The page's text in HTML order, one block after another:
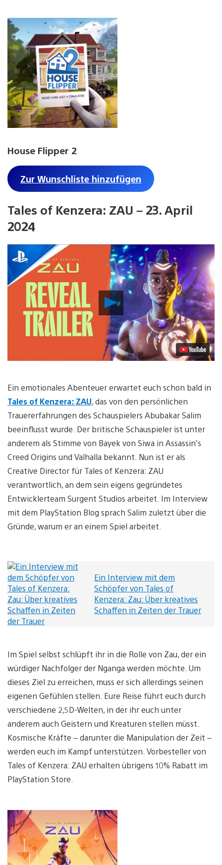
House Flipper 2
Zur Wunschliste hinzufügen
Tales of Kenzera: ZAU – 23. April
2024
Video
abspielen
Ein emotionales Abenteuer erwartet euch schon bald in
Tales of Kenzera: ZAU, das von den persönlichen
Trauererfahrungen des Schauspielers Abubakar Salim
beeinflusst wurde. Der britische Schauspieler ist unter
anderem als Stimme von Bayek von Siwa in Assassin’s
Creed Origins und Valhalla bekannt. Nun ist er als
Creative Director für Tales of Kenzera: ZAU
verantwortlich, an dem sein eigens gegründetes
Entwicklerteam Surgent Studios arbeitet. Im Interview
mit dem PlayStation Blog sprach Salim zuletzt über die
Gründe, warum er an einem Spiel arbeitet.
Ein Interview mit dem
Schöpfer von Tales of
Kenzera: Zau: Über kreatives
Schaffen in Zeiten der Trauer
Im Spiel selbst schlüpft ihr in die Rolle von Zau, der ein
würdiger Nachfolger der Nganga werden möchte. Um
dieses Ziel zu erreichen, muss er sich allerdings seinen
eigenen Gefühlen stellen. Eure Reise führt euch durch
verschiedene 2,5D-Welten, in der ihr euch unter
anderem auch Geistern und Kreaturen stellen müsst.
Kosmische Kräfte – darunter die Manipulation der Zeit –
werden euch im Kampf unterstützen. Vorbesteller von
Tales of Kenzera: ZAU erhalten übrigens 10% Rabatt im
PlayStation Store.